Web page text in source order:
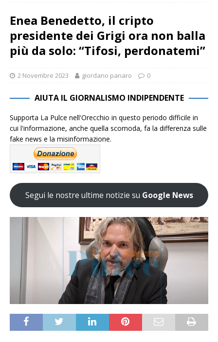
Enea Benedetto, il cripto
presidente dei Grigi ora non balla
più da solo: “Tifosi, perdonatemi”
2 Novembre 2023 giordano panaro 0
AIUTA IL GIORNALISMO INDIPENDENTE
Supporta La Pulce nell'Orecchio in questo periodo difficile in
cui l'informazione, anche quella scomoda, fa la differenza sulle
fake news e la misinformazione.
Segui le nostre ultime notizie su Google News